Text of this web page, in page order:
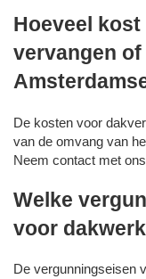
Hoeveel
vervangen of
De kosten voor
van de omvang van
Neem contact met
Welke
voor
De vergunningseisen